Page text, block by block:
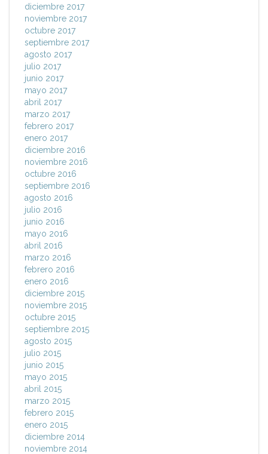
diciembre 2017
noviembre 2017
octubre 2017
septiembre 2017
agosto 2017
julio 2017
junio 2017
mayo 2017
abril 2017
marzo 2017
febrero 2017
enero 2017
diciembre 2016
noviembre 2016
octubre 2016
septiembre 2016
agosto 2016
julio 2016
junio 2016
mayo 2016
abril 2016
marzo 2016
febrero 2016
enero 2016
diciembre 2015
noviembre 2015
octubre 2015
septiembre 2015
agosto 2015
julio 2015
junio 2015
mayo 2015
abril 2015
marzo 2015
febrero 2015
enero 2015
diciembre 2014
noviembre 2014